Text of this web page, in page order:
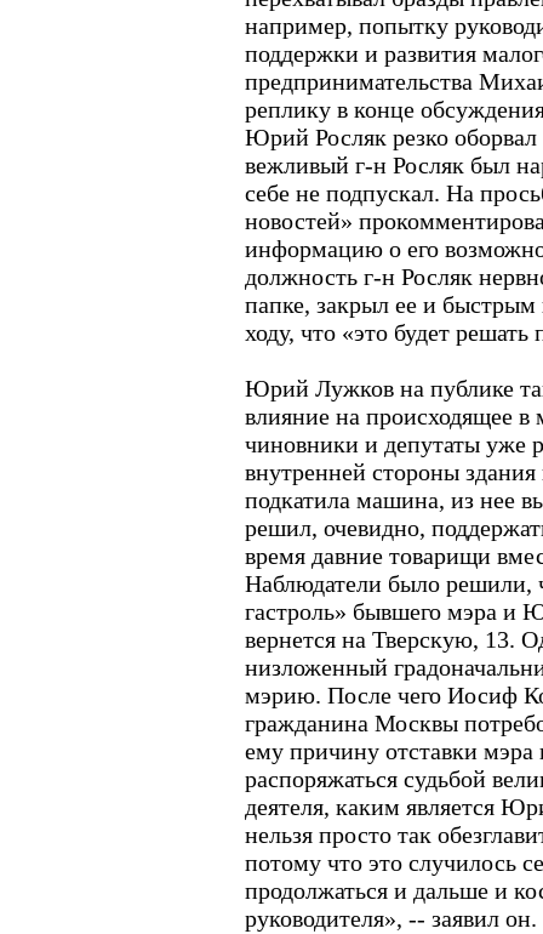
например, попытку
поддержки и развития
предпринимательства
реплику в конце
Юрий Росляк резко
вежливый г-н Росляк был
себе не подпускал. На
новостей»
информацию о его
должность г-н Росляк
папке, закрыл ее и
ходу, что «это будет решать
Юрий Лужков на публике
влияние на происходящее
чиновники и депутаты уже
внутренней стороны
подкатила машина, из нее
решил, очевидно,
время давние товарищи
Наблюдатели было решили,
гастроль» бывшего мэра и
вернется на Тверскую, 13.
низложенный
мэрию. После чего Иосиф
гражданина Москвы
ему причину отставки мэра
распоряжаться судьбой
деятеля, каким является
нельзя просто так
потому что это случилось
продолжаться и дальше и
руководителя», -- заявил он.